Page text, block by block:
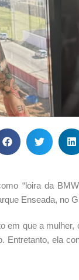
“loira da
Enseada, no
em que a
Entretanto, ela